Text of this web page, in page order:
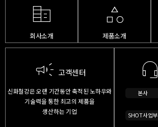
corporate_fare
회사소개
category
제품소개
campaign 고객센터
신화철강은 오랜 기간동안 축적된 노하우와
기술력을 통한 최고의 제품을
생산하는 기업
headset_mic
본사
SHOT사업부